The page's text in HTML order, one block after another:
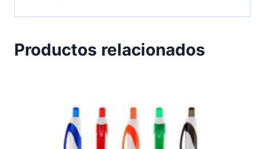
Productos relacionados